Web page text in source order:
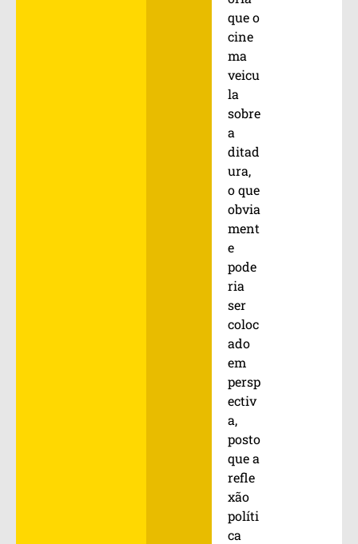
que o
cine
ma
veicu
la
sobre
a
ditad
ura,
o que
obvia
ment
e
pode
ria
ser
coloc
ado
em
persp
ectiv
a,
posto
que a
refle
xão
políti
ca